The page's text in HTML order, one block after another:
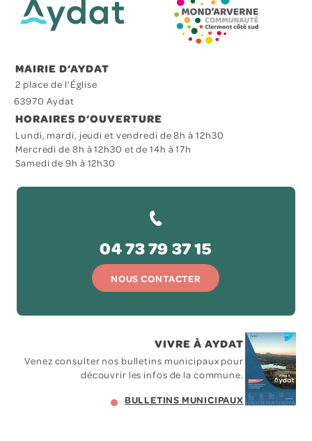
MAIRIE D‘AYDAT
2 place de l’Église
63970 Aydat
HORAIRES D‘OUVERTURE
Lundi, mardi, jeudi et vendredi de 8h à 12h30
Mercredi de 8h à 12h30 et de 14h à 17h
Samedi de 9h à 12h30
04 73 79 37 15
NOUS CONTACTER
VIVRE À AYDAT
Venez consulter nos bulletins municipaux pour
découvrir les infos de la commune.
BULLETINS MUNICIPAUX